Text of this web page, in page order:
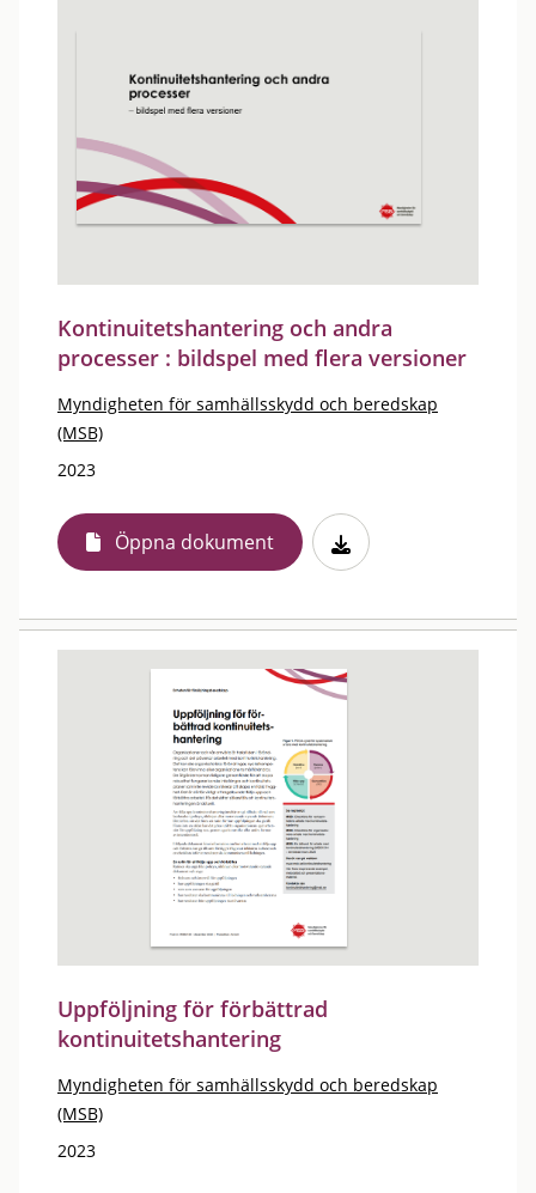
Kontinuitetshantering och andra
processer : bildspel med flera versioner
Myndigheten för samhällsskydd och beredskap
(MSB)
2023
Öppna dokument
Uppföljning för förbättrad
kontinuitetshantering
Myndigheten för samhällsskydd och beredskap
(MSB)
2023